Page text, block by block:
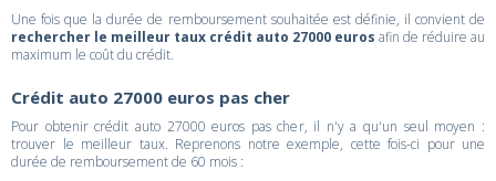
Une fois que la durée de remboursement souhaitée est définie, il convient de
rechercher le meilleur taux crédit auto 27000 euros afin de réduire au
maximum le coût du crédit.
Crédit auto 27000 euros pas cher
Pour obtenir crédit auto 27000 euros pas cher, il n'y a qu'un seul moyen :
trouver le meilleur taux. Reprenons notre exemple, cette fois-ci pour une
durée de remboursement de 60 mois :